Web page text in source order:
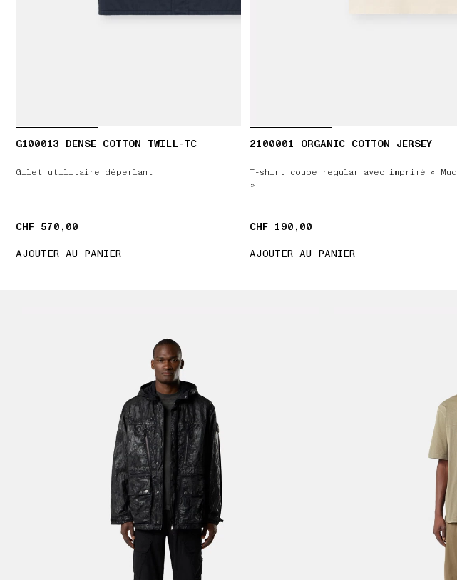
G100013 DENSE COTTON TWILL-TC
Gilet utilitaire déperlant
CHF 570,00
CHF 570,00
AJOUTER AU PANIER
2100001 ORGANIC COTTON JERSEY
T-shirt coupe regular avec imprimé « Mud
»
CHF 190,00
CHF 190,00
AJOUTER AU PANIER